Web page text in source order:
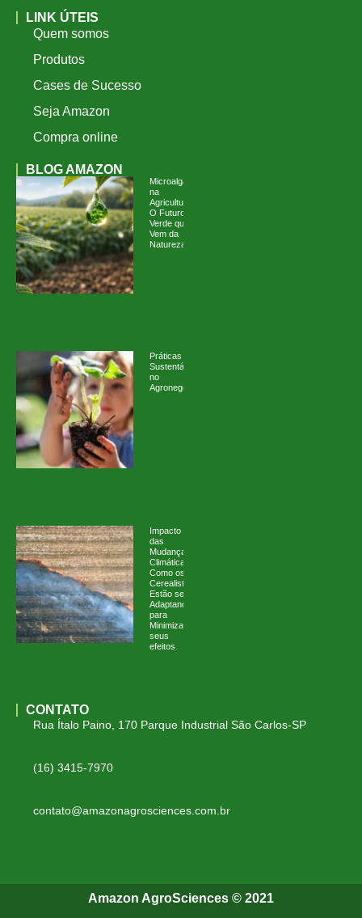
LINK ÚTEIS
Quem somos
Produtos
Cases de Sucesso
Seja Amazon
Compra online
BLOG AMAZON
Microalgas
na
Agricultura:
O Futuro
Verde que
Vem da
Natureza
Práticas
Sustentáveis
no
Agronegócio
Impacto
das
Mudanças
Climáticas:
Como os
Cerealistas
Estão se
Adaptando
para
Minimizar
seus
efeitos.
CONTATO
Rua Ítalo Paino, 170 Parque Industrial São Carlos-SP
(16) 3415-7970
contato@amazonagrosciences.com.br
Amazon AgroSciences © 2021